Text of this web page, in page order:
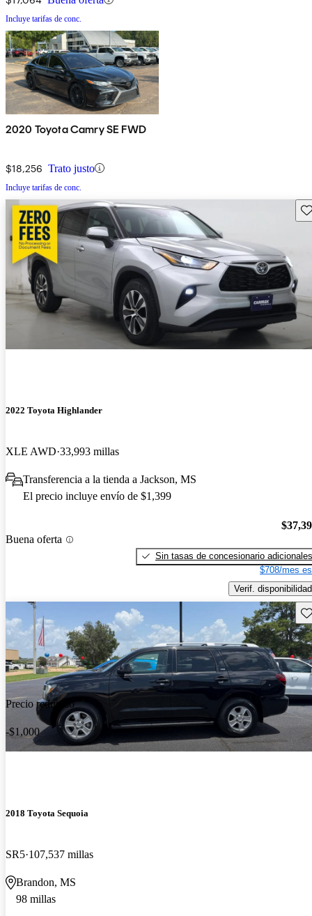
Incluye tarifas de conc.
2020 Toyota Camry SE FWD
$18,256 Trato justo
Incluye tarifas de conc.
2022 Toyota Highlander
XLE AWD 33,993 millas
Transferencia a la tienda a Jackson, MS
El precio incluye envío de $1,399
Buena oferta
Sin tasas de concesionario adicionales
$708/mes
Verif. disponibilidad
Precio reducido
-$1,000
2018 Toyota Sequoia
SR5 107,537 millas
Brandon, MS
98 millas